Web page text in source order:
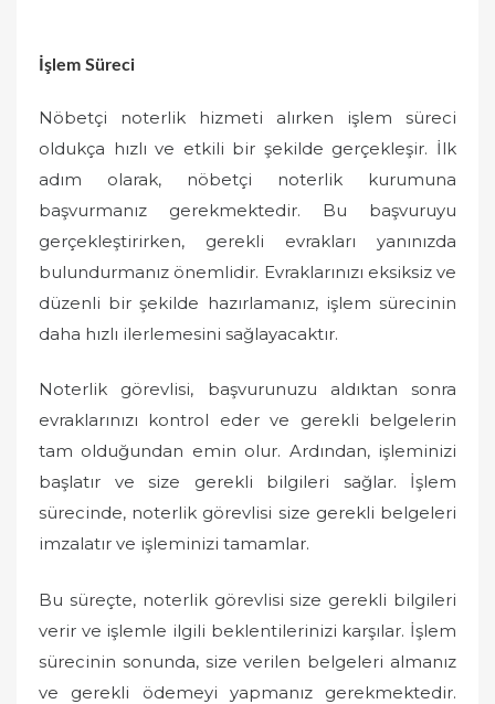
İşlem Süreci
Nöbetçi noterlik hizmeti alırken işlem süreci
oldukça hızlı ve etkili bir şekilde gerçekleşir. İlk
adım olarak, nöbetçi noterlik kurumuna
başvurmanız gerekmektedir. Bu başvuruyu
gerçekleştirirken, gerekli evrakları yanınızda
bulundurmanız önemlidir. Evraklarınızı eksiksiz ve
düzenli bir şekilde hazırlamanız, işlem sürecinin
daha hızlı ilerlemesini sağlayacaktır.
Noterlik görevlisi, başvurunuzu aldıktan sonra
evraklarınızı kontrol eder ve gerekli belgelerin
tam olduğundan emin olur. Ardından, işleminizi
başlatır ve size gerekli bilgileri sağlar. İşlem
sürecinde, noterlik görevlisi size gerekli belgeleri
imzalatır ve işleminizi tamamlar.
Bu süreçte, noterlik görevlisi size gerekli bilgileri
verir ve işlemle ilgili beklentilerinizi karşılar. İşlem
sürecinin sonunda, size verilen belgeleri almanız
ve gerekli ödemeyi yapmanız gerekmektedir.